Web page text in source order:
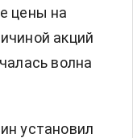
цены на
акций
волна
установил